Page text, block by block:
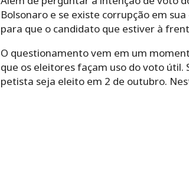
Bolsonaro e se existe corrupção em
para que o candidato que estiver à
O questionamento vem em um
que os eleitores façam uso do voto
petista seja eleito em 2 de outubro.